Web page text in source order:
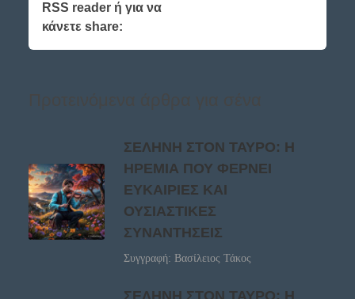
RSS reader ή για να
κάνετε share:
ΣΕΛΗΝΗ ΣΤΟΝ ΤΑΥΡΟ: Η
ΗΡΕΜΙΑ ΠΟΥ ΦΕΡΝΕΙ
ΕΥΚΑΙΡΙΕΣ ΚΑΙ
ΟΥΣΙΑΣΤΙΚΕΣ
ΣΥΝΑΝΤΗΣΕΙΣ
Συγγραφή: Βασίλειος Τάκος
ΣΕΛΗΝΗ ΣΤΟΝ ΤΑΥΡΟ: Η